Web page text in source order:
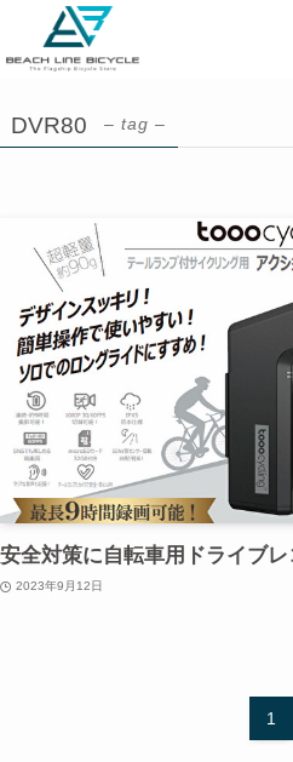
DVR80 – tag –
安全対策に自転車用ドライブ
2023年9月12日
1